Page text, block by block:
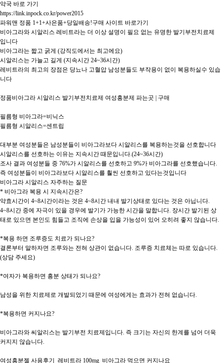
약국 바로 가기
https://link.inpock.co.kr/power2015
파워맨 정품 1+1+사은품+당일배송!구매 사이트 바로가기
비아그라와 시알리스 레비트라는 더 이상 설명이 필요 없는 유명한 발기부전치료제
입니다
비아그라는 짧고 굵게 (강직도에서는 최고에요)
시알리스는 가늘고 길게 (지속시간 24~36시간)
레비트라의 최고의 장점은 당뇨나 고혈압 남성분들도 부작용이 없이 복용하실수 있습
니다
정품비아그라 시알리스 발기부전치료제 여성흥분제 파는곳 | 구매
필름형 비아그라=비닉스
필름형 시알리스=센트립
대부분 여성분들은 남성분들이 비아그라보다 시알리스를 복용하는것을 선호합니다
시알리스를 선호하는 이유는 지속시간 때문입니다.(24~36시간)
조사 결과 여성분들 중 76%가 시알리스를 선호하고 9%가 비아그라를 선호했습니다.
즉 여성분들이 비아그라보다 시알리스를 훨씬 선호하고 있다는것입니다
비아그라 시알리스 자주하는 질문
* 비아그라 복용 시 지속시간은?
약효시간이 4~8시간이라는 것은 4~8시간 내내 발기상태로 있다는 것은 아닙니다.
4~8시간 중에 자극이 있을 경우에 발기가 가능한 시간을 말합니다. 장시간 발기된 상
태로 있으면 본인도 힘들고 조직에 손상을 입을 가능성이 있어 오히려 좋지 않습니다.
*복용 하면 조루증도 치료가 되나요?
​결론부터 말하자면 조루와는 전혀 상관이 없습니다. 조루증 치료체는 따로 있습니다.
(상담 주세요)
*여자가 복용하면 흥분 상태가 되나요?
남성을 위한 치료제로 개발되었기 때문에 여성에게는 효과가 전혀 없습니다.
*복용하면 커지나요?
비아그라와 씨알리스는 발기부전 치료제입니다. 즉 크기는 자신의 한계를 넘어 더욱
커지지 않습니다.
여성흥분젤 사용후기  레비트라 100mg  비아그라 먹으면 커지나요